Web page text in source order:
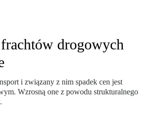
drogowych
i związany z nim spadek cen jest
Wzrosną one z powodu strukturalnego